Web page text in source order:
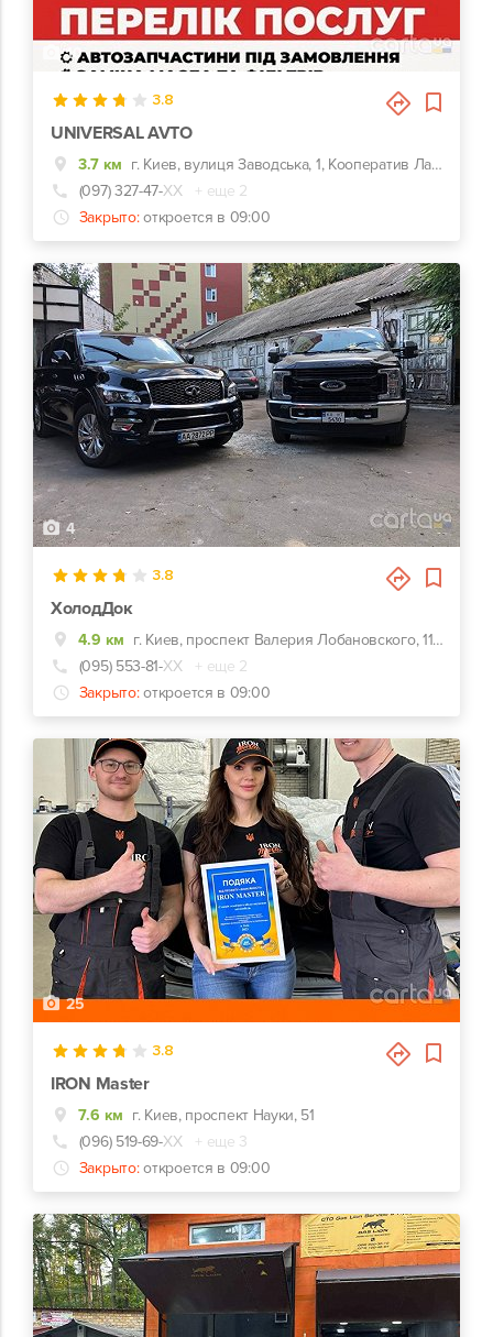
10
3.8
UNIVERSAL AVTO
3.7 км
г. Киев, вулиця Заводська, 1, Кооператив Лада «біля прохідної Шинного заводу
(097) 327-47-ХХ
+ еще 2
Закрыто: откроется в 09:00
4
3.8
ХолодДок
4.9 км
г. Киев, проспект Валерия Лобановского, 115, Ориентир заправка УкрНафта. Заезд на заправку, с правой стороны в конце здания заезд на территорию предприятия.
(095) 553-81-ХХ
+ еще 2
Закрыто: откроется в 09:00
25
3.8
IRON Master
7.6 км г. Киев, проспект Науки, 51
(096) 519-69-ХХ
+ еще 3
Закрыто: откроется в 09:00